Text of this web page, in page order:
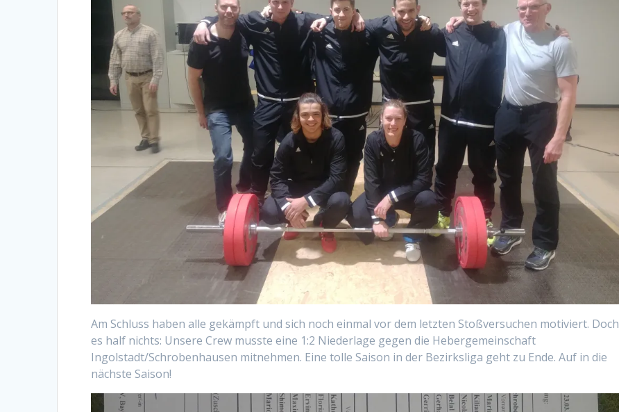
Am Schluss haben alle gekämpft und sich noch einmal vor dem letzten Stoßversuchen motiviert. Doch
es half nichts: Unsere Crew musste eine 1:2 Niederlage gegen die Hebergemeinschaft
Ingolstadt/Schrobenhausen mitnehmen. Eine tolle Saison in der Bezirksliga geht zu Ende. Auf in die
nächste Saison!